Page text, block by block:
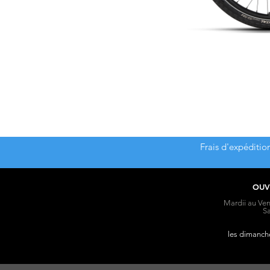
Mardii au
les
Frais